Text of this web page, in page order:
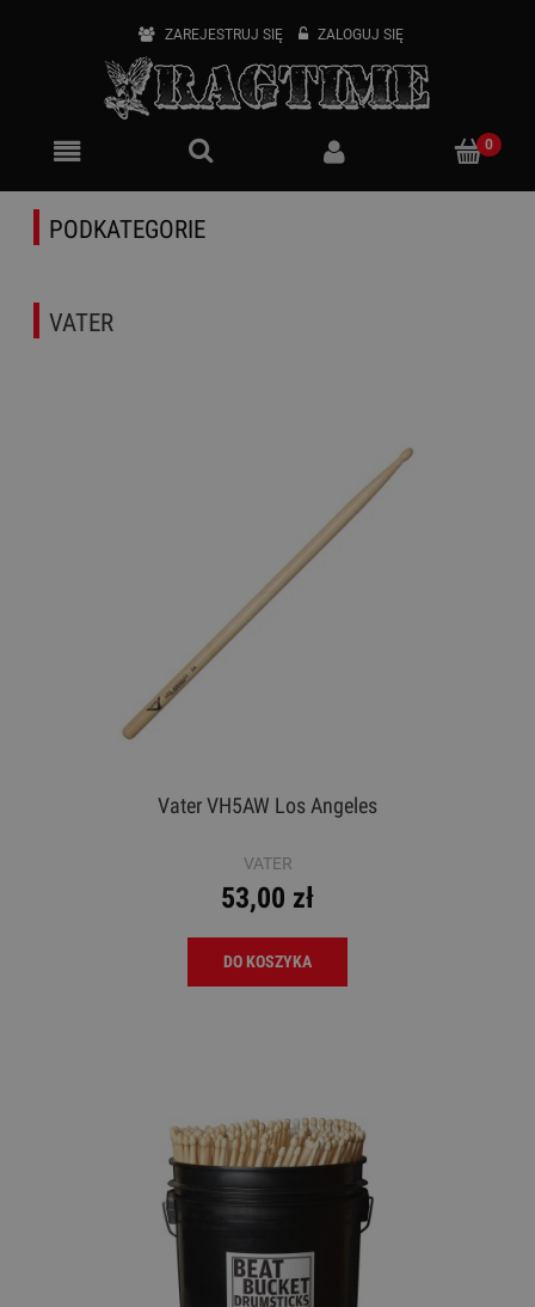
ZAREJESTRUJ SIĘ ZALOGUJ SIĘ
PODKATEGORIE
VATER
Vater VH5AW Los Angeles
VATER
53,00 zł
DO KOSZYKA